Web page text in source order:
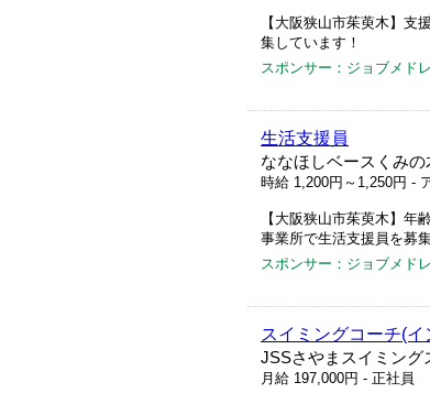
【大阪狭山市茱萸木】
集しています！
スポンサー：ジョブメド
生活支援員
ななほしベースくみの
時給 1,200円～1,250円 -
【大阪狭山市茱萸木】
事業所で生活支援員を募
スポンサー：ジョブメド
スイミングコーチ(
JSSさやまスイミング
月給 197,000円 - 正社員